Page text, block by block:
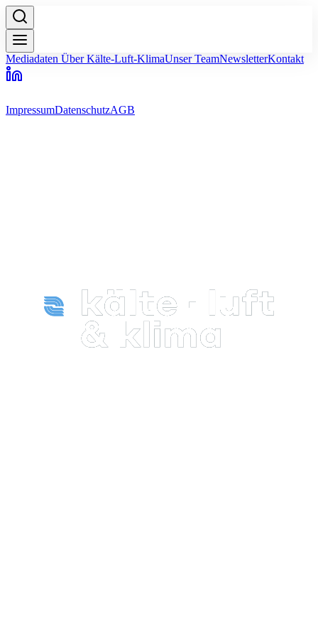
Mediadaten Über Kälte-Luft-KlimaUnser TeamNewsletterKontakt
ImpressumDatenschutzAGB